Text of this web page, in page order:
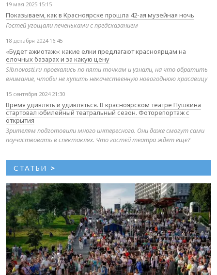
19 мая 2025 15:15
Показываем, как в Красноярске прошла 42-ая музейная ночь
Гостей угощали печеньками с предсказанием
18 декабря 2024 16:45
«Будет ажиотаж»: какие елки предлагают красноярцам на
елочных базарах и за какую цену
Sibnovosti.ru проехались по пяти точкам и узнали, на что обратить
внимание, чтобы не купить некачественную новогоднюю красавицу
15 сентября 2024 21:30
Время удивлять и удивляться. В красноярском театре Пушкина
стартовал юбилейный театральный сезон. Фоторепортаж с
открытия
Зрителям подготовили много интересного. Они даже смогут сами
поучаствовать в спектаклях. Что гостей театра ждет еще?
СТАТЬИ >